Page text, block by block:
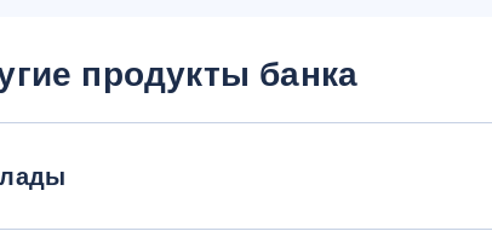
продукты банка